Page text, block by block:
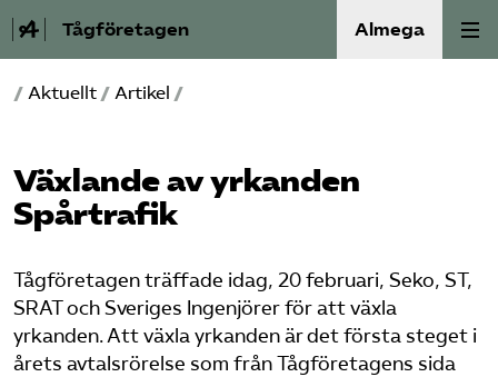
Tågföretagen Almega
Aktuellt
Reformagenda för järnvägen
Våra frågor
Aktiviteter
Om oss
/ Aktuellt / Artikel /
Växlande av yrkanden
Spårtrafik
Tågföretagen träffade idag, 20 februari, Seko, ST,
SRAT och Sveriges Ingenjörer för att växla
yrkanden. Att växla yrkanden är det första steget i
årets avtalsrörelse som från Tågföretagens sida